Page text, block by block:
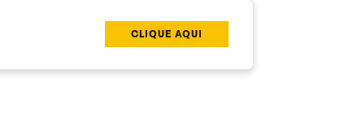
CLIQUE AQUI